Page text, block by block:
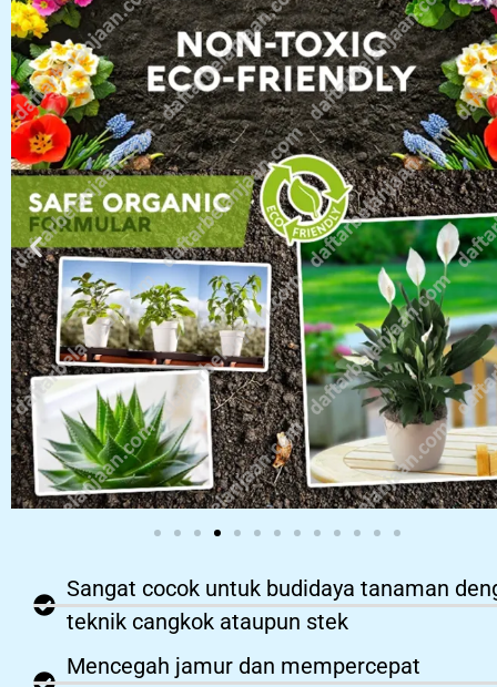
Sangat cocok untuk budidaya tanaman
teknik cangkok ataupun stek
Mencegah jamur dan mempercepat